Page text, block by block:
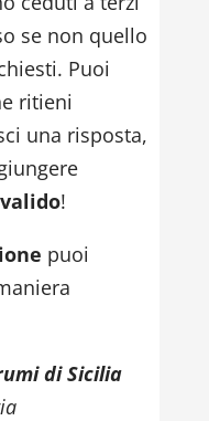
se non quello
Puoi
ritieni
una risposta,
!
puoi
di Sicilia